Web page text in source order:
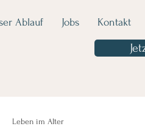
Ablauf Jobs Kontakt
Leben im Alter